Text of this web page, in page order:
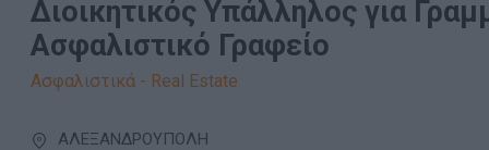
Διοικητικός Υπάλληλος για
Ασφαλιστικό Γραφείο
Ασφαλιστικά - Real Estate
ΑΛΕΞΑΝΔΡΟΥΠΟΛΗ